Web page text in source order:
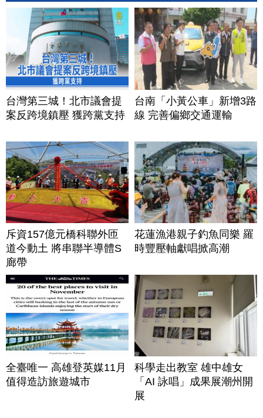
台灣第三城！北市議會提
案反跨境鎮壓 獲跨黨支持
台南「小黃公車」新增3路
線 完善偏鄉交通運輸
斥資157億元橋科聯外匝
道今動土 將串聯半導體S
廊帶
花蓮漁港親子釣魚同樂 羅
時豐壓軸獻唱掀高潮
全臺唯一 高雄登英媒11月
值得造訪旅遊城市
科學走出教室 雄中雄女
「AI 詠唱」成果展潮州開
展